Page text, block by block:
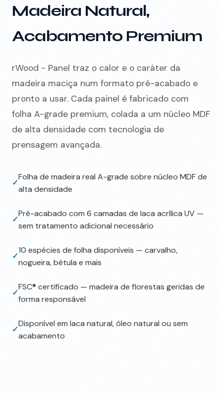
Madeira Natural,
Acabamento Premium
rWood - Panel traz o calor e o caráter da
madeira maciça num formato pré-acabado e
pronto a usar. Cada painel é fabricado com
folha A-grade premium, colada a um núcleo MDF
de alta densidade com tecnologia de
prensagem avançada.
✓
Folha de madeira real A-grade sobre núcleo MDF de
alta densidade
✓
Pré-acabado com 6 camadas de laca acrílica UV —
sem tratamento adicional necessário
✓
10 espécies de folha disponíveis — carvalho,
nogueira, bétula e mais
✓
FSC® certificado — madeira de florestas geridas de
forma responsável
✓
Disponível em laca natural, óleo natural ou sem
acabamento